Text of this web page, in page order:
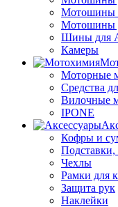
Мотошины
Мотошины
Шины для
Камеры
Моторные
Средства
Вилочные
IPONE
Кофры и
Чехлы
Рамки для
Защита рук
Наклейки